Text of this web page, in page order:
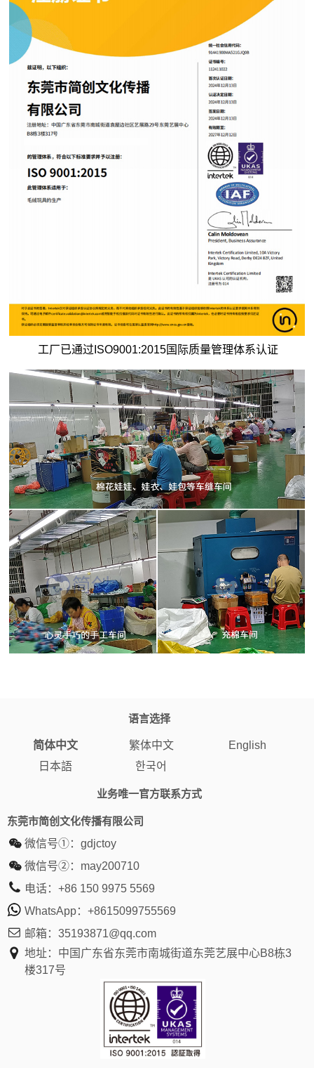
工厂已通过ISO9001:2015国际质量管理体系认证
语言选择
简体中文 繁体中文
English
日本語
한국어
业务唯一官方联系方式
东莞市简创文化传播有限公司
微信号①： gdjctoy
微信号②： may200710
电话： +86 150 9975 5569
WhatsApp： +8615099755569
邮箱： 35193871@qq.com
地址：中国广东省东莞市南城街道东莞艺展中心B8栋3
楼317号